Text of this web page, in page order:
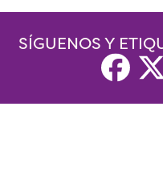
SÍGUENOS Y